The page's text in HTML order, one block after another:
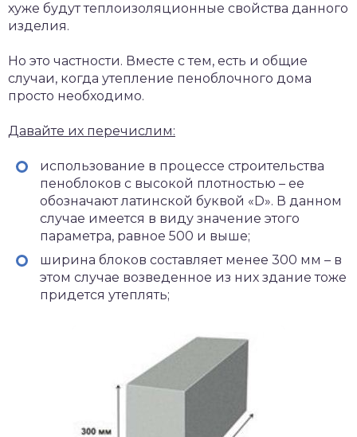
хуже будут теплоизоляционные свойства данного
изделия.
Но это частности. Вместе с тем, есть и общие
случаи, когда утепление пеноблочного дома
просто необходимо.
Давайте их перечислим:
использование в процессе строительства
пеноблоков с высокой плотностью – ее
обозначают латинской буквой «D». В данном
случае имеется в виду значение этого
параметра, равное 500 и выше;
ширина блоков составляет менее 300 мм – в
этом случае возведенное из них здание тоже
придется утеплять;